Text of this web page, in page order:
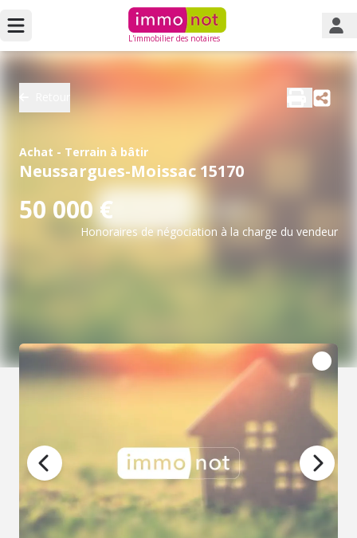
L'immobilier des notaires
Achat - Terrain à bâtir
Neussargues-Moissac 15170
50 000 €
Honoraires de négociation à la charge du vendeur